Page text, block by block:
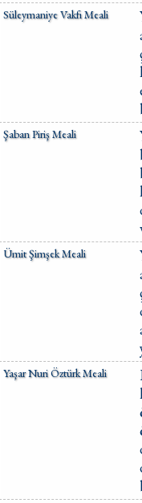
Süleymaniye Vakfı Meali
Şaban Piriş Meali
Ümit Şimşek Meali
Yaşar Nuri Öztürk Meali